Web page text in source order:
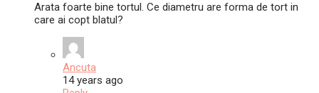
Arata foarte bine tortul. Ce diametru are forma de tort in
care ai copt blatul?
Ancuta
14 years ago